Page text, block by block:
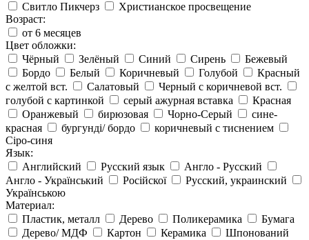
Свитло Пикчерз
Христианское просвещение
Возраст:
от 6 месяцев
Цвет обложки:
Чёрный
Зелёный Синий Сирень
Бежевый
Бордо
Белый Коричневый Голубой
Красный
с желтой вст.
Салатовый
Черный с коричневой вст.
голубой с картинкой
серый ажурная вставка
Красная
Оранжевый
бирюзовая Чорно-Серый
сине-
красная
бургунді/ бордо
коричневый с тиснением
Сіро-синя
Язык:
Английский
Русский язык
Англо - Русский
Англо - Український
Російскої
Русский, украинский
Українською
Материал:
Пластик, металл
Дерево Поликерамика
Бумага
Дерево/ МДФ
Картон Керамика
Шпонований